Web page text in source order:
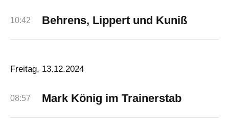
10:42 Behrens, Lippert und Kuniß
Freitag, 13.12.2024
08:57 Mark König im Trainerstab